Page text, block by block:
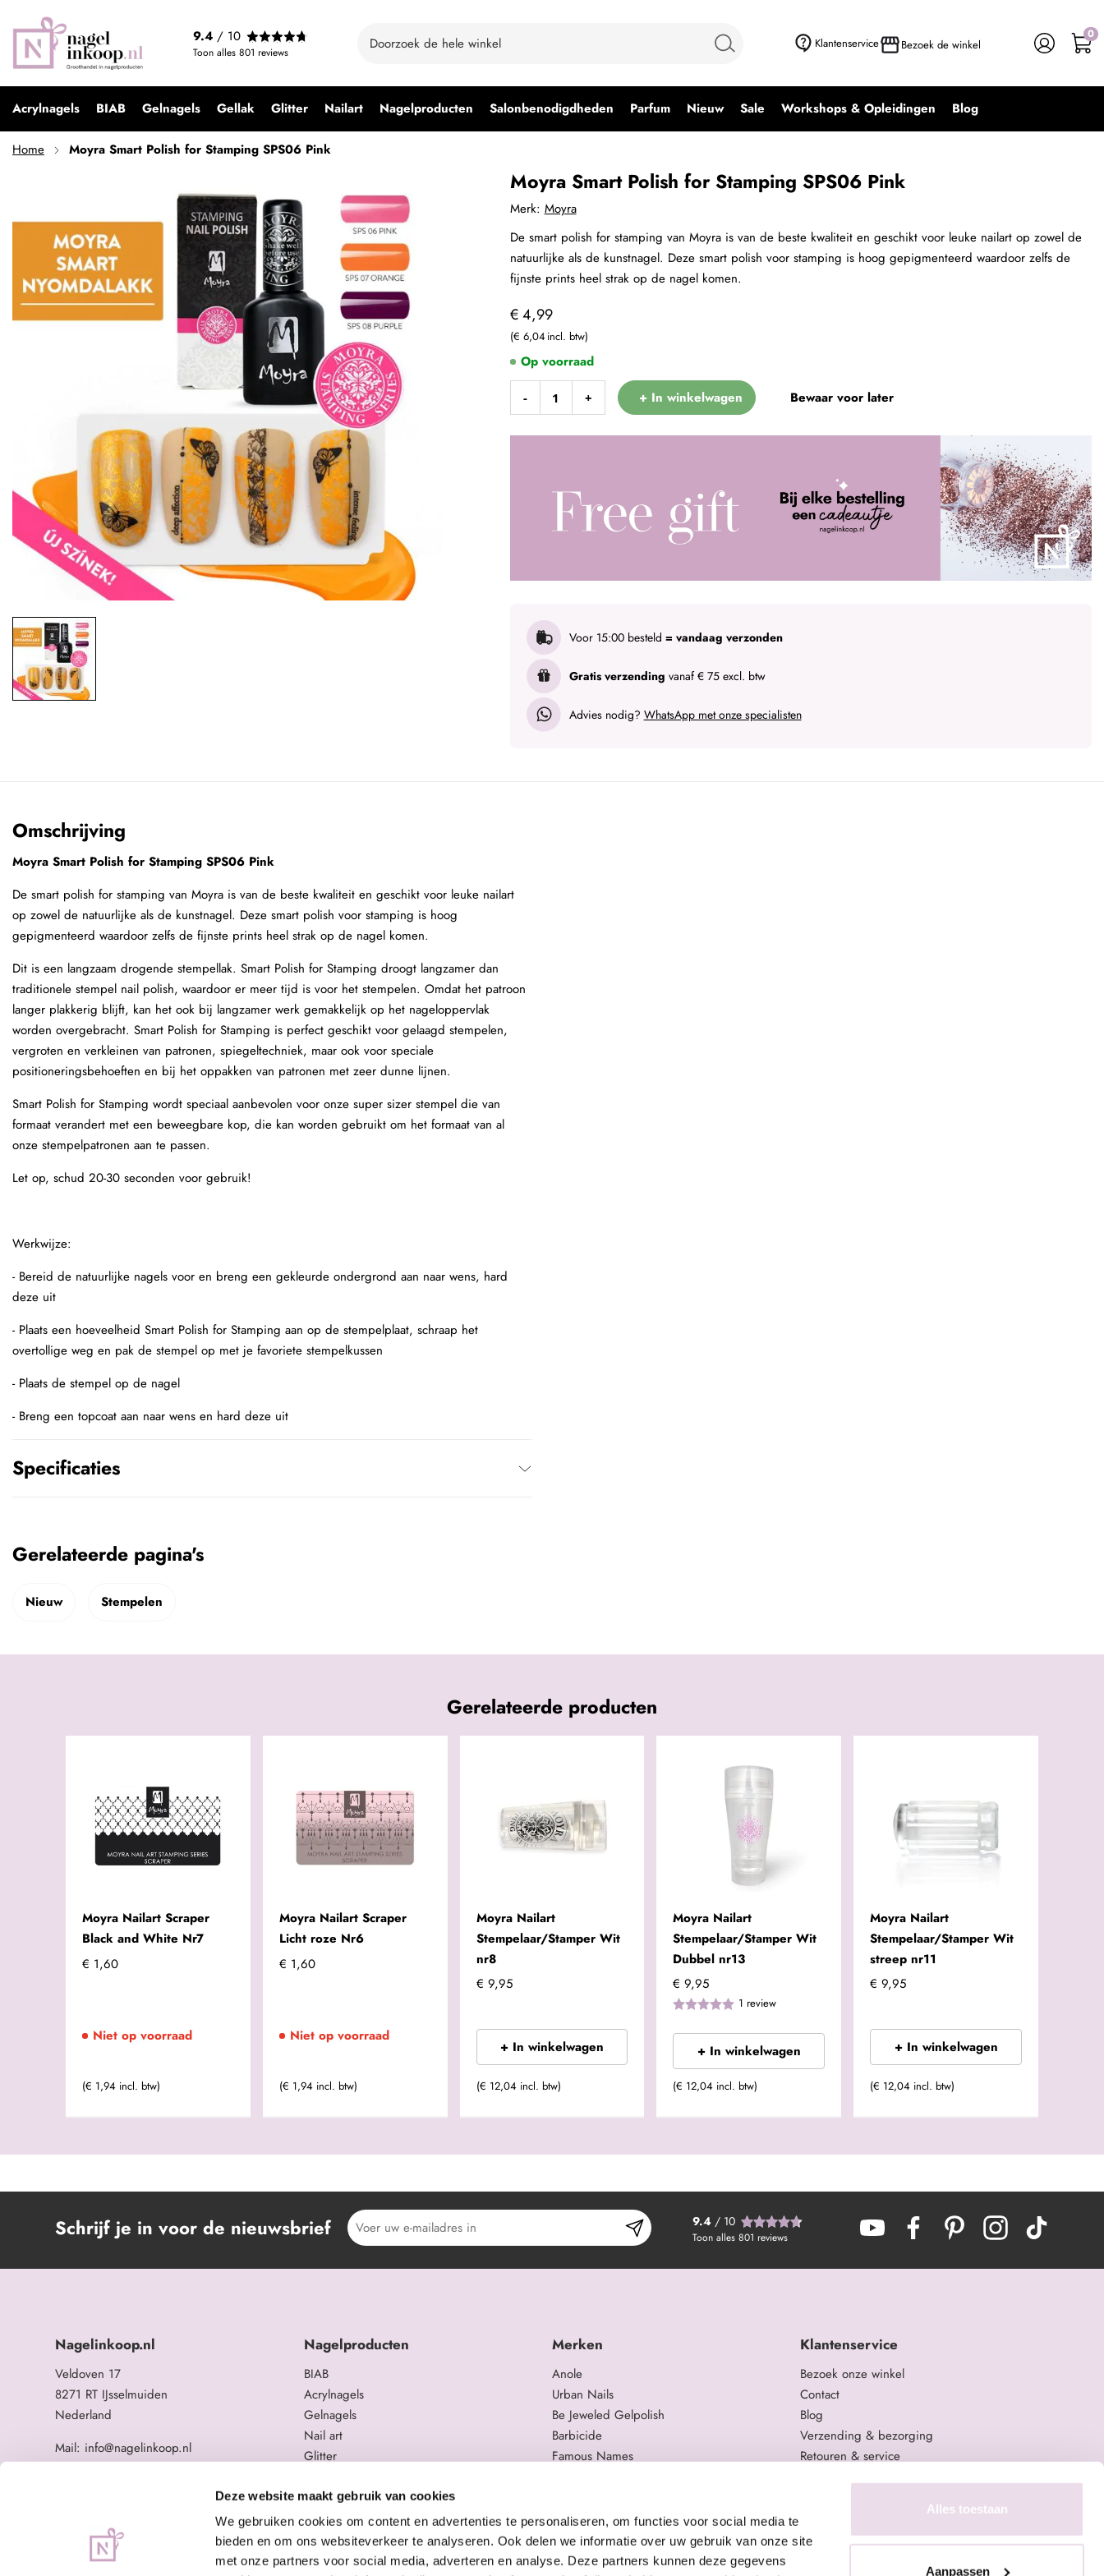
Deze website maakt gebruik van cookies
We gebruiken cookies om content en advertenties te personaliseren, om functies voor social media te
bieden en om ons websiteverkeer te analyseren. Ook delen we informatie over uw gebruik van onze site
met onze partners voor social media, adverteren en analyse. Deze partners kunnen deze gegevens
Alles toestaan
Aanpassen
Klantenservice Bezoek de winkel
9.4 / 10
Toon alles 801 reviews
0
Acrylnagels BIAB Gelnagels Gellak Glitter Nailart Nagelproducten Salonbenodigdheden Parfum Nieuw Sale Workshops & Opleidingen Blog
Home Moyra Smart Polish for Stamping SPS06 Pink
Moyra Smart Polish for Stamping SPS06 Pink
€ 4,99
€ 6,04
Moyra Smart Polish for Stamping SPS06 Pink
€ 4,99
+ In winkelwagen
- + + In winkelwagen Bewaar voor later
Merk: Moyra
Voor 15:00 besteld = vandaag verzonden
Gratis verzending vanaf € 75 excl. btw
Advies nodig? WhatsApp met onze specialisten
Op voorraad
De smart polish for stamping van Moyra is van de beste kwaliteit en geschikt voor leuke nailart op zowel de
natuurlijke als de kunstnagel. Deze smart polish voor stamping is hoog gepigmenteerd waardoor zelfs de
fijnste prints heel strak op de nagel komen.
Omschrijving
Moyra Smart Polish for Stamping SPS06 Pink
De smart polish for stamping van Moyra is van de beste kwaliteit en geschikt voor leuke nailart
op zowel de natuurlijke als de kunstnagel. Deze smart polish voor stamping is hoog
gepigmenteerd waardoor zelfs de fijnste prints heel strak op de nagel komen.
Dit is een langzaam drogende stempellak. Smart Polish for Stamping droogt langzamer dan
traditionele stempel nail polish, waardoor er meer tijd is voor het stempelen. Omdat het patroon
langer plakkerig blijft, kan het ook bij langzamer werk gemakkelijk op het nageloppervlak
worden overgebracht. Smart Polish for Stamping is perfect geschikt voor gelaagd stempelen,
vergroten en verkleinen van patronen, spiegeltechniek, maar ook voor speciale
positioneringsbehoeften en bij het oppakken van patronen met zeer dunne lijnen.
Smart Polish for Stamping wordt speciaal aanbevolen voor onze super sizer stempel die van
formaat verandert met een beweegbare kop, die kan worden gebruikt om het formaat van al
onze stempelpatronen aan te passen.
Let op, schud 20-30 seconden voor gebruik!
Werkwijze:
- Bereid de natuurlijke nagels voor en breng een gekleurde ondergrond aan naar wens, hard
deze uit
- Plaats een hoeveelheid Smart Polish for Stamping aan op de stempelplaat, schraap het
overtollige weg en pak de stempel op met je favoriete stempelkussen
- Plaats de stempel op de nagel
- Breng een topcoat aan naar wens en hard deze uit
Specificaties
Gerelateerde pagina's
Nieuw Stempelen
Gerelateerde producten
Moyra Nailart Scraper
Black and White Nr7
€ 1,60
Niet op voorraad
(€ 1,94 incl. btw)
Moyra Nailart Scraper
Licht roze Nr6
€ 1,60
Niet op voorraad
(€ 1,94 incl. btw)
Moyra Nailart
Stempelaar/Stamper Wit
nr8
€ 9,95
+ In winkelwagen
(€ 12,04 incl. btw)
Moyra Nailart
Stempelaar/Stamper Wit
Dubbel nr13
€ 9,95
1 review
+ In winkelwagen
(€ 12,04 incl. btw)
Moyra Nailart
Stempelaar/Stamper Wit
streep nr11
€ 9,95
+ In winkelwagen
(€ 12,04 incl. btw)
Schrijf je in voor de nieuwsbrief 9.4/ 10
Toon alles 801 reviews
Nagelinkoop.nl
Veldoven 17
8271 RT IJsselmuiden
Nederland
Mail: info@nagelinkoop.nl
BTW nummer: NL863104678B01
Nagelproducten
BIAB
Acrylnagels
Gelnagels
Nail art
Glitter
Overige nagelproducten
Merken
Anole
Urban Nails
Be Jeweled Gelpolish
Barbicide
Famous Names
Staleks Pro
Klantenservice
Bezoek onze winkel
Contact
Blog
Verzending & bezorging
Retouren & service